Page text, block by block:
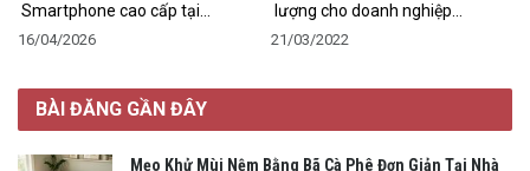
Smartphone cao cấp tại…
16/04/2026
lượng cho doanh nghiệp…
21/03/2022
BÀI ĐĂNG GẦN ĐÂY
Mẹo Khử Mùi Nệm Bằng Bã Cà Phê Đơn Giản Tại Nhà